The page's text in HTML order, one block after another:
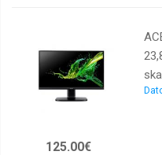
Dahua
Dell
125.00€